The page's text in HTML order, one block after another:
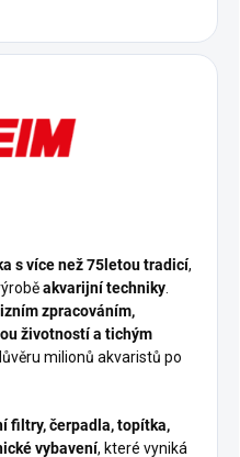
s více než 75letou tradicí,
akvarijní techniky.
zpracováním,
životností a tichým
milionů akvaristů po
filtry, čerpadla, topítka,
vybavení, které vyniká